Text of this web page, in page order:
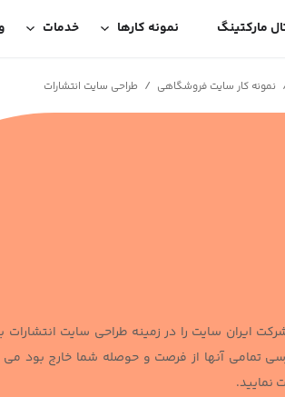
مارکتینگ نمونه کارها خدمات
نمونه کار سایت فروشگاهی / طراحی سایت انتشارات
ایران سایت را در زمینه طراحی سایت انتشارات
تمامی آنها از فرصت و حوصله شما خارج بود می